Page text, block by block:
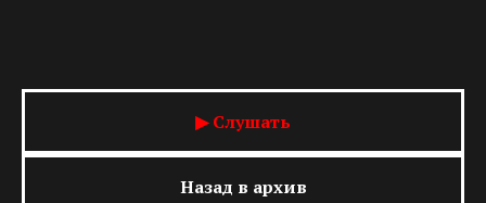
▶ Слушать
Назад в архив